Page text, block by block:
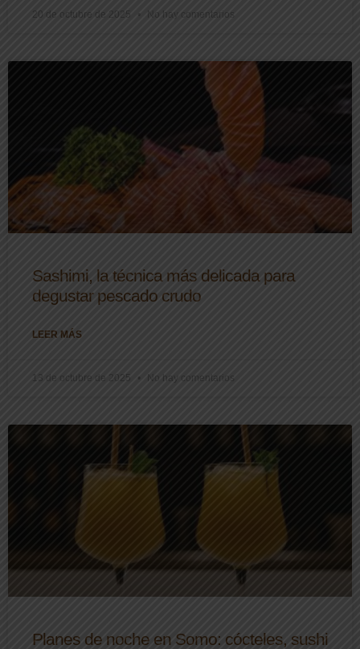
20 de octubre de 2025 No hay comentarios
Sashimi, la técnica más delicada para
degustar pescado crudo
LEER MÁS
13 de octubre de 2025 No hay comentarios
Planes de noche en Somo: cócteles, sushi